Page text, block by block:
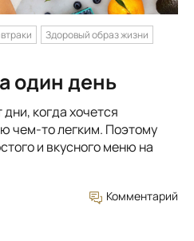
Здоровый образ жизни
один день
когда хочется
чем-то легким. Поэтому
и вкусного меню на
Комментарий